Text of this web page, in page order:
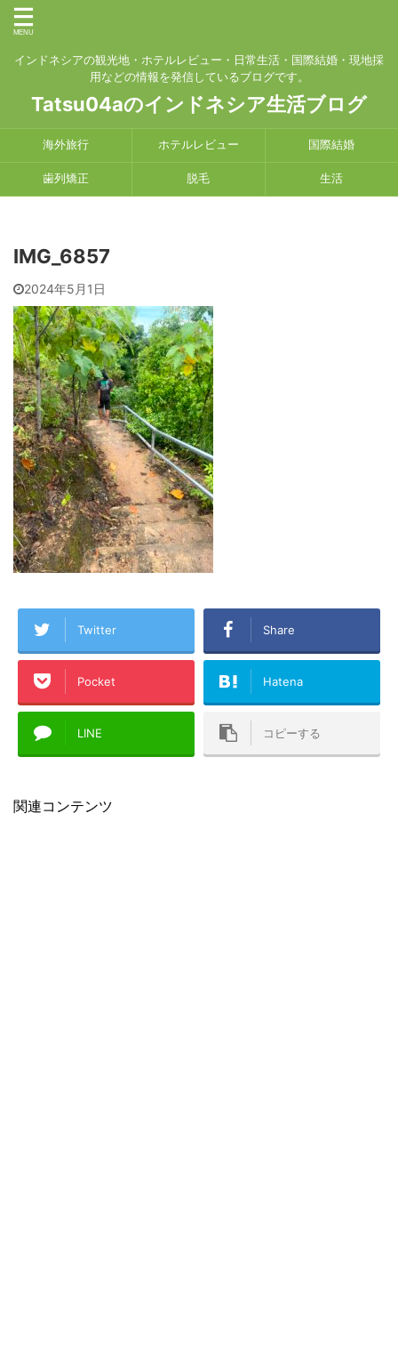
インドネシアの観光地・ホテルレビュー・日常生活・国際結婚・現地採
用などの情報を発信しているブログです。
Tatsu04aのインドネシア生活ブログ
海外旅行 ホテルレビュー 国際結婚
歯列矯正 脱毛 生活
IMG_6857
2024年5月1日
Twitter Share
Pocket Hatena
LINE コピーする
関連コンテンツ